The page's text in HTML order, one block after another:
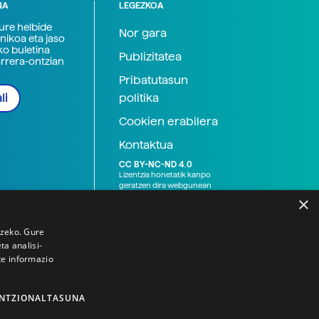
helbide
eta jaso
buletina
ontzian
LEGEZKOA
Nor gara
Publizitatea
Pribatutasun
politika
Cookien erabilera
Kontaktua
CC BY-NC-ND 4.0
Lizentzia honetatik kanpo
geratzen dira webgunean
×
Gure
analisi-
informazio